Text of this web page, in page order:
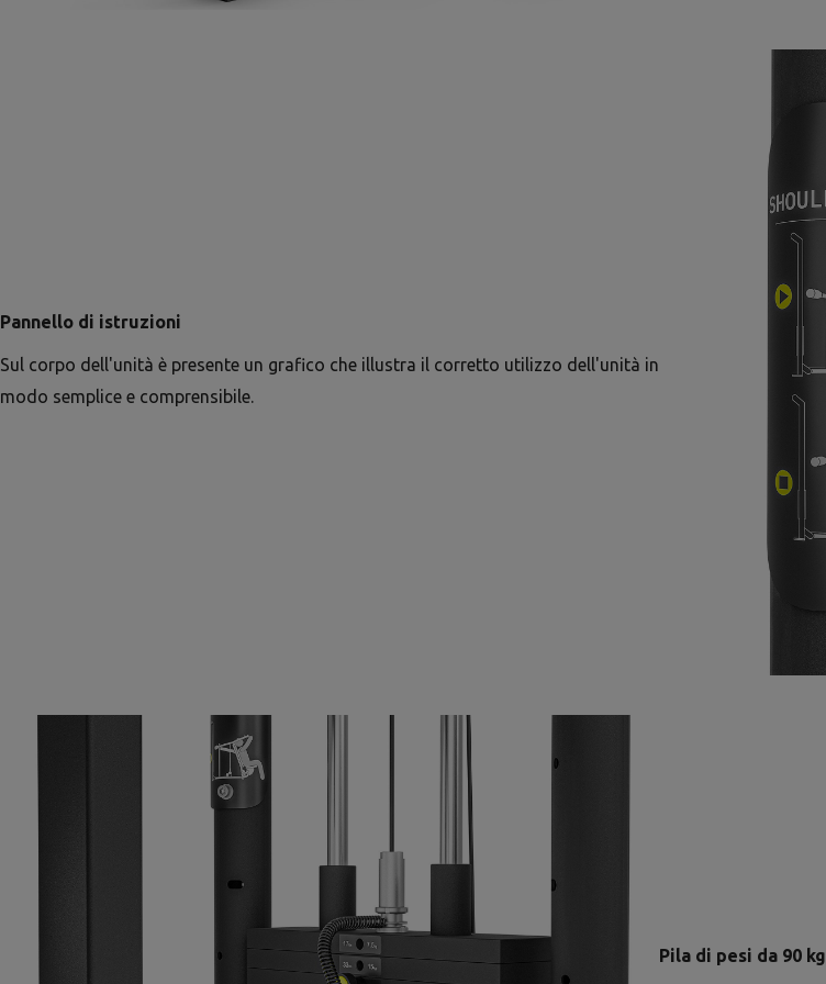
Pannello di istruzioni
Sul corpo dell'unità è presente un grafico che illustra il corretto utilizzo dell'unità in
modo semplice e comprensibile.
Pila di pesi da 90 kg